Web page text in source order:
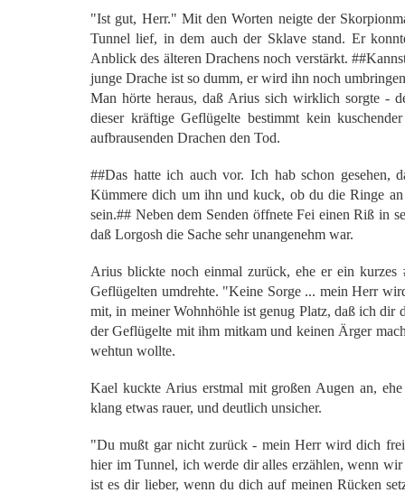
"Ist gut, Herr." Mit den Worten neigte der
Tunnel lief, in dem auch der Sklave stand. Er
Anblick des älteren Drachens noch verstärkt.
junge Drache ist so dumm, er wird ihn noch
Man hörte heraus, daß Arius sich wirklich sorgte -
dieser kräftige Geflügelte bestimmt kein
aufbrausenden Drachen den Tod.
##Das hatte ich auch vor. Ich hab schon gesehen,
Kümmere dich um ihn und kuck, ob du die Ringe an
sein.## Neben dem Senden öffnete Fei einen Riß in
daß Lorgosh die Sache sehr unangenehm war.
Arius blickte noch einmal zurück, ehe er ein
Geflügelten umdrehte. "Keine Sorge ... mein Herr
mit, in meiner Wohnhöhle ist genug Platz, daß ich dir
der Geflügelte mit ihm mitkam und keinen Ärger
wehtun wollte.
Kael kuckte Arius erstmal mit großen Augen an,
klang etwas rauer, und deutlich unsicher.
"Du mußt gar nicht zurück - mein Herr wird dich
hier im Tunnel, ich werde dir alles erzählen, wenn
ist es dir lieber, wenn du dich auf meinen Rücken